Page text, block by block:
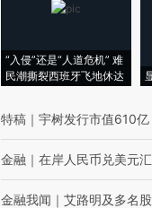
“入侵”还是“人道危机” 难
民潮撕裂西班牙飞地休达
特稿 ｜ 宇树发行市值610
金融 ｜ 在岸人民币兑美元
金融我闻 ｜ 艾路明及多名